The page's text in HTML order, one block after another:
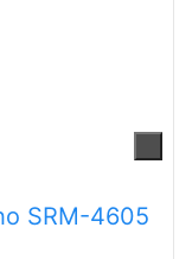
SRM-4605